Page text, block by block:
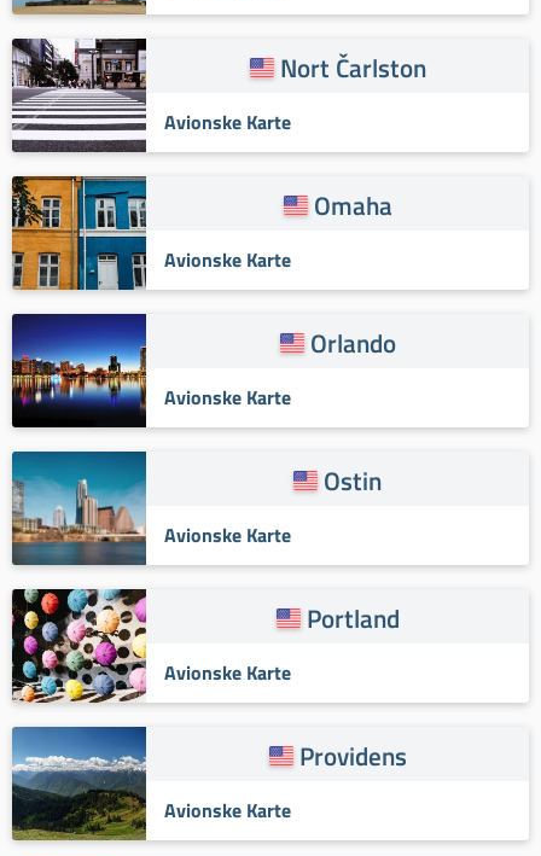
Nort Čarlston
Avionske Karte
Omaha
Avionske Karte
Orlando
Avionske Karte
Ostin
Avionske Karte
Portland
Avionske Karte
Providens
Avionske Karte